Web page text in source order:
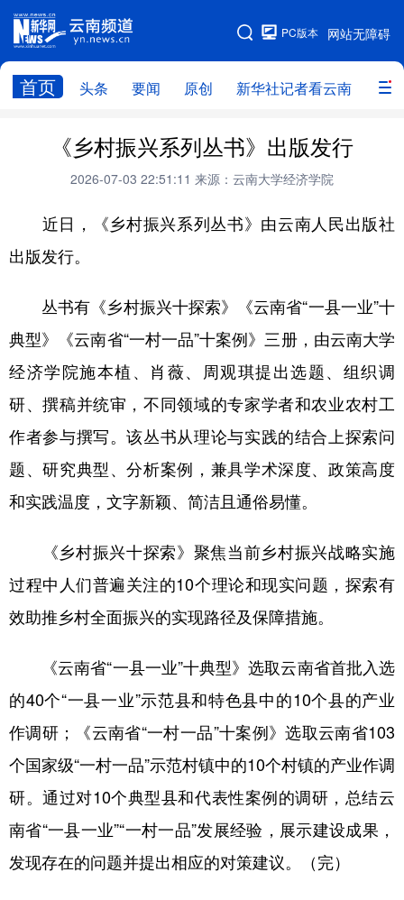
网站无障碍
PC版本
首页 头条 要闻 原创 新华社记者看云南 政务
网站地图
头条 云南要闻 本网原创
新华社记者看云南 政务 人事
廉政 云南省领导报道集 旅游
州市
经济 服务 云南故事
云南青年说 趣看文物
《乡村振兴系列丛书》出版发行
2026-07-03 22:51:11 来源：云南大学经济学院
近日，《乡村振兴系列丛书》由云南人民出版社
出版发行。
丛书有《乡村振兴十探索》《云南省“一县一业”十
典型》《云南省“一村一品”十案例》三册，由云南大学
经济学院施本植、肖薇、周观琪提出选题、组织调
研、撰稿并统审，不同领域的专家学者和农业农村工
作者参与撰写。该丛书从理论与实践的结合上探索问
题、研究典型、分析案例，兼具学术深度、政策高度
和实践温度，文字新颖、简洁且通俗易懂。
《乡村振兴十探索》聚焦当前乡村振兴战略实施
过程中人们普遍关注的10个理论和现实问题，探索有
效助推乡村全面振兴的实现路径及保障措施。
《云南省“一县一业”十典型》选取云南省首批入选
的40个“一县一业”示范县和特色县中的10个县的产业
作调研；《云南省“一村一品”十案例》选取云南省103
个国家级“一村一品”示范村镇中的10个村镇的产业作调
研。通过对10个典型县和代表性案例的调研，总结云
南省“一县一业”“一村一品”发展经验，展示建设成果，
发现存在的问题并提出相应的对策建议。（完）